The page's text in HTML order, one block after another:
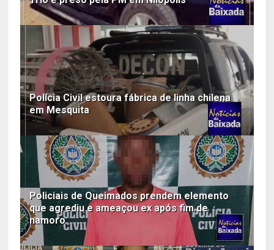
Polícia Civil estoura fábrica de linha chilena
em Mesquita
Policiais de Queimados prendem elemento
que agrediu e ameaçou ex após fim de
namoro